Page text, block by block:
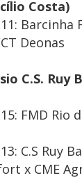
Costa)
Barcinha
Deonas
C.S. Ruy
FMD Rio
C.S Ruy
x CME